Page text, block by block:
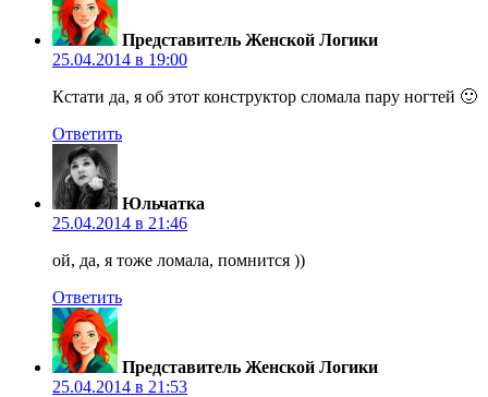
Представитель Женской Логики
25.04.2014 в 19:00
Кстати да, я об этот конструктор сломала пару ногтей 🙂
Ответить
Юльчатка
25.04.2014 в 21:46
ой, да, я тоже ломала, помнится ))
Ответить
Представитель Женской Логики
25.04.2014 в 21:53